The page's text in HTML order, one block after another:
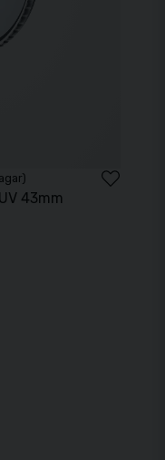
43mm